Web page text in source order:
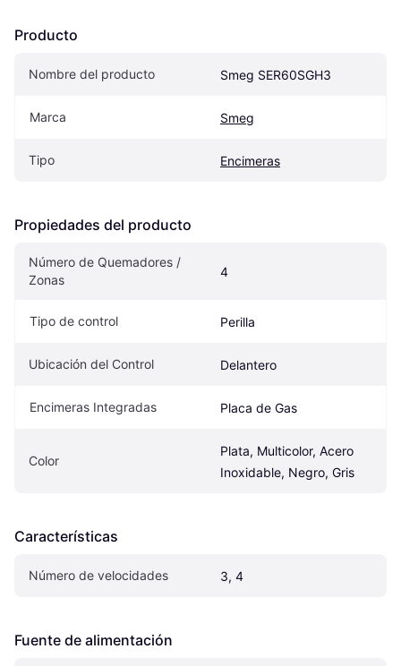
Producto
Nombre del producto Smeg SER60SGH3
Marca Smeg
Tipo Encimeras
Propiedades del producto
Número de Quemadores /
Zonas
4
Tipo de control Perilla
Ubicación del Control Delantero
Encimeras Integradas Placa de Gas
Color
Plata, Multicolor, Acero
Inoxidable, Negro, Gris
Características
Número de velocidades 3, 4
Fuente de alimentación